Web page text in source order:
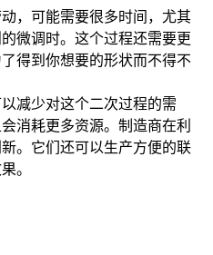
，可能需要很多时间，尤其
微调时。这个过程还需要更
得到你想要的形状而不得不
减少对这个二次过程的需
消耗更多资源。制造商在利
。它们还可以生产方便的联
。